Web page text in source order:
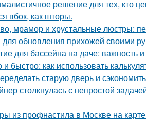
решение для тех, кто
вбок, как шторы.
мрамор и хрустальные люстры:
обновления прихожей своими
для бассейна на даче: важность
и быстро: как использовать
старую дверь и
столкнулась с непростой
из профнастила в Москве на